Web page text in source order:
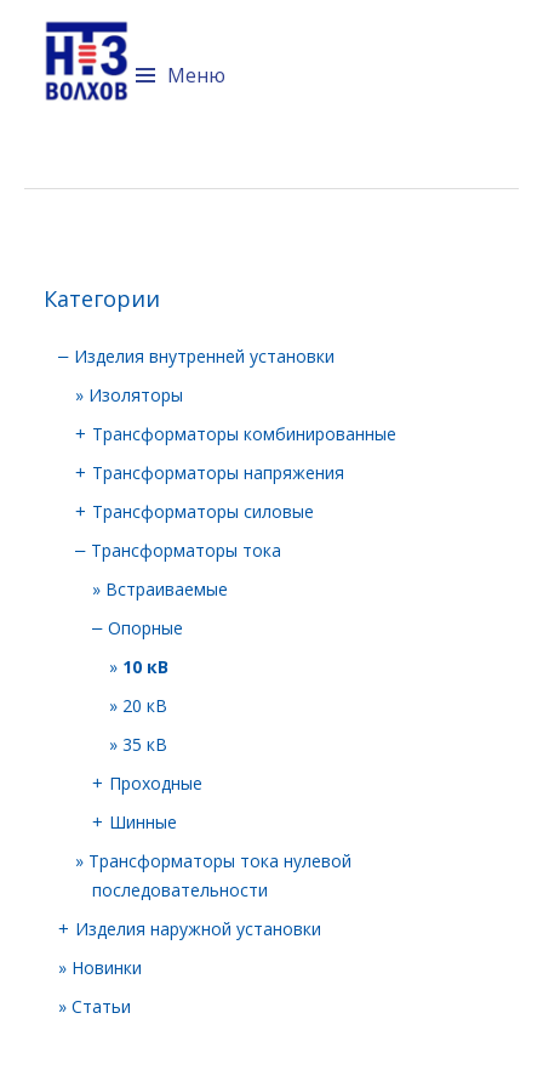
Меню
Категории
– Изделия внутренней установки
Изоляторы
+ Трансформаторы комбинированные
+ Трансформаторы напряжения
+ Трансформаторы силовые
– Трансформаторы тока
Встраиваемые
– Опорные
10 кВ
20 кВ
35 кВ
+ Проходные
+ Шинные
Трансформаторы тока нулевой
последовательности
+ Изделия наружной установки
Новинки
Статьи